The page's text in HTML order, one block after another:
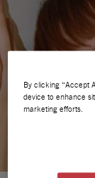
By clicking “Accept
device to enhance
marketing efforts.